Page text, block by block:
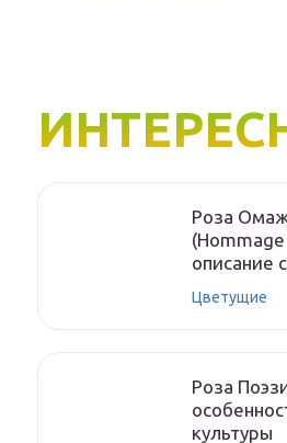
Роза
описание
Цветущие
Роза
культуры